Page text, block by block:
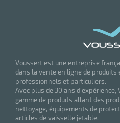
Voussert est une entreprise
dans la vente en ligne de
professionnels et particuliers.
Avec plus de 30 ans
gamme de produits allant des
nettoyage, équipements de
articles de vaisselle jetable.